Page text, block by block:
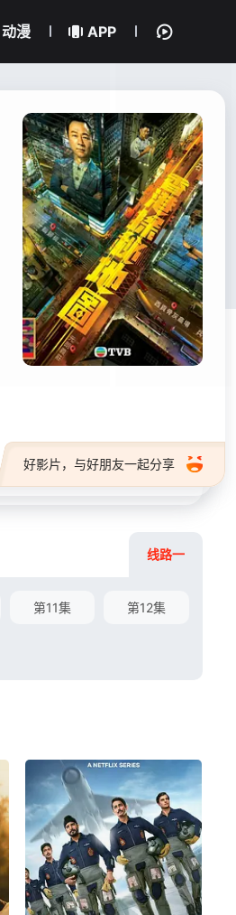
动漫 APP
好影片，与好朋友一起分享
线路一
第11集 第12集